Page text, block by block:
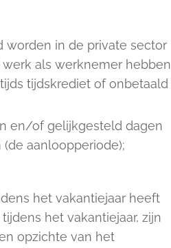
worden in de private sector
als werknemer hebben
tijdskrediet of onbetaald
en/of gelijkgesteld dagen
(de aanloopperiode);
het vakantiejaar heeft
het vakantiejaar, zijn
opzichte van het